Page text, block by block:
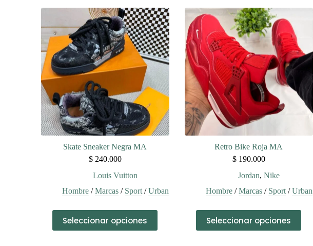
Skate Sneaker Negra MA
$240.000
Louis Vuitton
Hombre/Marcas/ Sport/Urban
Seleccionar opciones
producto
tiene
Retro Bike Roja MA
$190.000
Jordan,Nike
Hombre/Marcas/ Sport/Urban
Seleccionar opciones
producto
tiene